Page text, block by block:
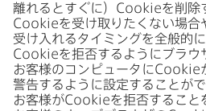
離れると​すぐに） Cookieを​削除
Cookieを​受け取りたくない​場合
受け入れる​タイミングを​全般的
Cookieを​拒否するように​ブラウ
お客様の​コンピュータにCookie
警告するように​設定する​ことがで
お客様がCookieを​拒否する​こと